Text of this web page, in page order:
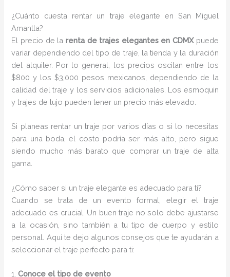
¿Cuánto cuesta rentar un traje elegante en San Miguel
Amantla?
El precio de la renta de trajes elegantes en CDMXpuede
variar dependiendo del tipo de traje, la tienda y la duración
del alquiler. Por lo general, los precios oscilan entre los
$800 y los $3,000 pesos mexicanos, dependiendo de la
calidad del traje y los servicios adicionales. Los esmoquin
y trajes de lujo pueden tener un precio más elevado.
Si planeas rentar un traje por varios días o si lo necesitas
para una boda, el costo podría ser más alto, pero sigue
siendo mucho más barato que comprar un traje de alta
gama.
¿Cómo saber si un traje elegante es adecuado para ti?
Cuando se trata de un evento formal, elegir el traje
adecuado es crucial. Un buen traje no solo debe ajustarse
a la ocasión, sino también a tu tipo de cuerpo y estilo
personal. Aquí te dejo algunos consejos que te ayudarán a
seleccionar el traje perfecto para ti:
1.Conoce el tipo de evento